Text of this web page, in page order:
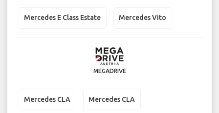
Mercedes E Class Estate Mercedes Vito
MEGADRIVE
Mercedes CLA Mercedes CLA